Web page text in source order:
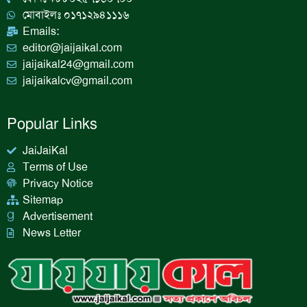
m
মোবাইলঃ ০১৭১২৯৪১১১৬
Emails:
editor@jaijaikal.com
jaijaikal24@gmail.com
jaijaikalcv@gmail.com
Popular Links
JaiJaiKal
Terms of Use
Privacy Notice
Sitemap
Advertisement
News Letter